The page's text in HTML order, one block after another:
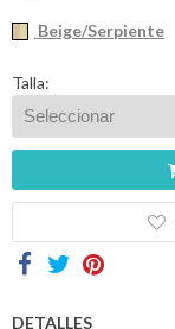
Beige/Serpiente
Talla:
DETALLES